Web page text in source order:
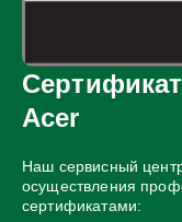
Acer
Наш сервисный
осуществления
сертификатами: